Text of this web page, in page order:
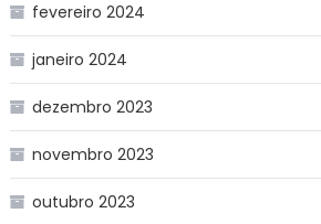
fevereiro 2024
janeiro 2024
dezembro 2023
novembro 2023
outubro 2023